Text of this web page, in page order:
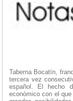
Taberna Bocatín,
tercera vez
español. El hecho
económico con el